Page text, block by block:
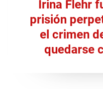
Irina Flehr
prisión
el crimen
quedarse